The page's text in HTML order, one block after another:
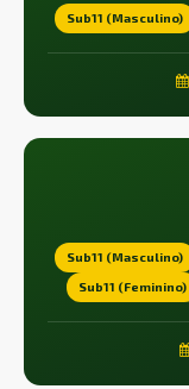
Sub11 (Masculino)
Sub11 (Masculino)
Sub11 (Feminino)